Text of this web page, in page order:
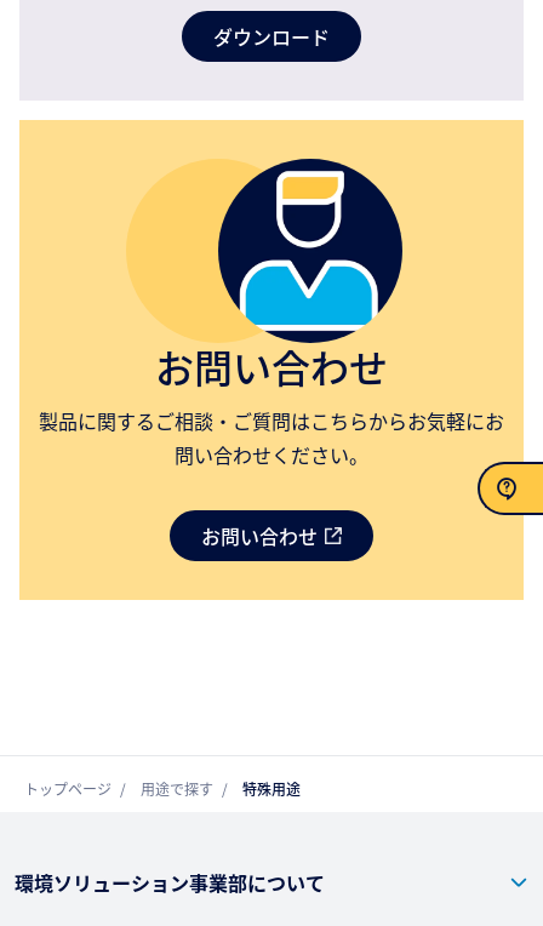
ダウンロード
お問い合わせ
製品に関するご相談・ご質問はこちらからお気軽にお
問い合わせください。
お問い合わせ お問い合わせ
トップページ 用途で探す 特殊用途
環境ソリューション事業部について